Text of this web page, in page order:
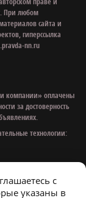
При любом
сайта и
гиперссылка
nn.ru
компании» оплачены
за достоверность
технологии:
с
указаны в